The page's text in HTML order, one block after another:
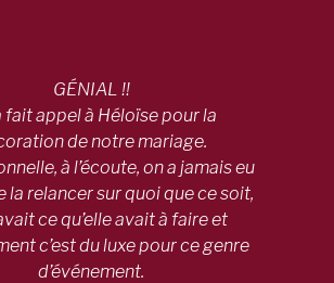
GÉNIAL !!
fait appel à Héloïse pour la
de notre mariage.
à l’écoute, on a jamais eu
la relancer sur quoi que ce soit,
ce qu’elle avait à faire et
c’est du luxe pour ce genre
d’événement.